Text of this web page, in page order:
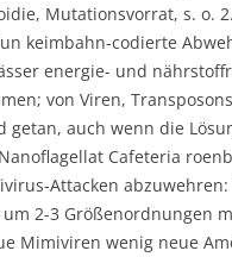
Mutationsvorrat, s. o.
keimbahn-codierte
energie- und
von Viren,
getan, auch wenn die
Cafeteria
Attacken
2-3 Größenordnungen
Mimiviren wenig neue